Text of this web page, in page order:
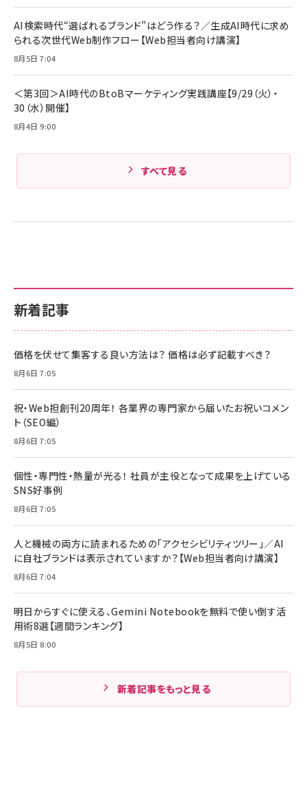
新着記事
価格を伏せて集客する良い方法は？ 価格は必ず記載すべき？
8月6日 7:05
祝・Web担創刊20周年！ 各業界の専門家から届いたお祝いコメン
ト（SEO編）
8月6日 7:05
個性・専門性・熱量が光る！ 社員が主役となって成果を上げている
SNS好事例
8月6日 7:05
人と機械の両方に読まれるための「アクセシビリティツリー」／AI
に自社ブランドは表示されていますか？【Web担当者向け講演】
8月6日 7:04
明日からすぐに使える、Gemini Notebookを無料で使い倒す活
用術8選【週間ランキング】
8月5日 8:00
新着記事をもっと見る
AI検索時代“選ばれるブランド”はどう作る？／生成AI時代に求め
られる次世代Web制作フロー【Web担当者向け講演】
8月5日 7:04
＜第3回＞AI時代のBtoBマーケティング実践講座【9/29（火）・
30（水）開催】
8月4日 9:00
すべて見る